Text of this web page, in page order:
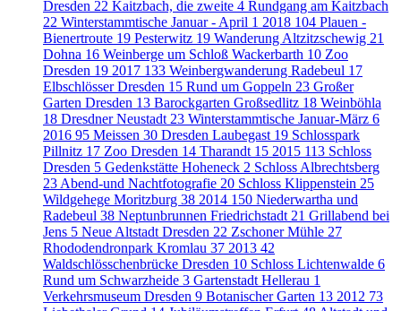
Dresden 22 Kaitzbach, die zweite 4 Rundgang am Kaitzbach
22 Winterstammtische Januar - April 1 2018 104 Plauen -
Bienertroute 19 Pesterwitz 19 Wanderung Altzitzschewig 21
Dohna 16 Weinberge um Schloß Wackerbarth 10 Zoo
Dresden 19 2017 133 Weinbergwanderung Radebeul 17
Elbschlösser Dresden 15 Rund um Goppeln 23 Großer
Garten Dresden 13 Barockgarten Großsedlitz 18 Weinböhla
18 Dresdner Neustadt 23 Winterstammtische Januar-März 6
2016 95 Meissen 30 Dresden Laubegast 19 Schlosspark
Pillnitz 17 Zoo Dresden 14 Tharandt 15 2015 113 Schloss
Dresden 5 Gedenkstätte Hoheneck 2 Schloss Albrechtsberg
23 Abend-und Nachtfotografie 20 Schloss Klippenstein 25
Wildgehege Moritzburg 38 2014 150 Niederwartha und
Radebeul 38 Neptunbrunnen Friedrichstadt 21 Grillabend bei
Jens 5 Neue Altstadt Dresden 22 Zschoner Mühle 27
Rhododendronpark Kromlau 37 2013 42
Waldschlösschenbrücke Dresden 10 Schloss Lichtenwalde 6
Rund um Schwarzheide 3 Gartenstadt Hellerau 1
Verkehrsmuseum Dresden 9 Botanischer Garten 13 2012 73